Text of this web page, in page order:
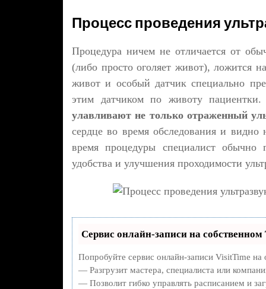
Процесс проведения
Процедура ничем не отличается от
(либо просто оголяет живот), ложится
живот и особый датчик специально
этим датчиком по животу
улавливают не только отраженный
сердце во время обследования и
время процедуры специалист обычно
удобства и улучшения проходимости
Сервис онлайн-записи на собственном
Попробуйте сервис онлайн-записи VisitTime
— Разгрузит мастера, специалиста или
— Позволит гибко управлять расписанием и